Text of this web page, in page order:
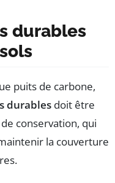
durables
puits de carbone,
durables doit être
conservation, qui
la couverture